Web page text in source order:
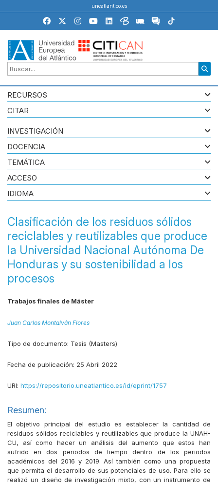
uneatlantico.es
RECURSOS
CITAR
Clasificación de los residuos sólidos
reciclables y reutilizables que produce
la Universidad Nacional Autónoma De
Honduras y su sostenibilidad a los
procesos
Trabajos finales de Máster
Juan Carlos Montalván Flores
Tipo de documento: Tesis (Masters)
Fecha de publicación: 25 Abril 2022
URI: https://repositorio.uneatlantico.es/id/eprint/1757
Resumen:
El objetivo principal del estudio es establecer la cantidad de
residuos sólidos reciclables y reutilizables que produce la UNAH-
CU, así como hacer un análisis del aumento que estos han
sufrido en dos periodos de tiempo dentro de los periodos
académicos del 2016 y 2019. Así también como una propuesta
que permita el desarrollo de sus potenciales de uso. Para ello se
realizó un diseño de investigación mixto, con un instrumento de
INVESTIGACIÓN
DOCENCIA
TEMÁTICA
ACCESO
IDIOMA